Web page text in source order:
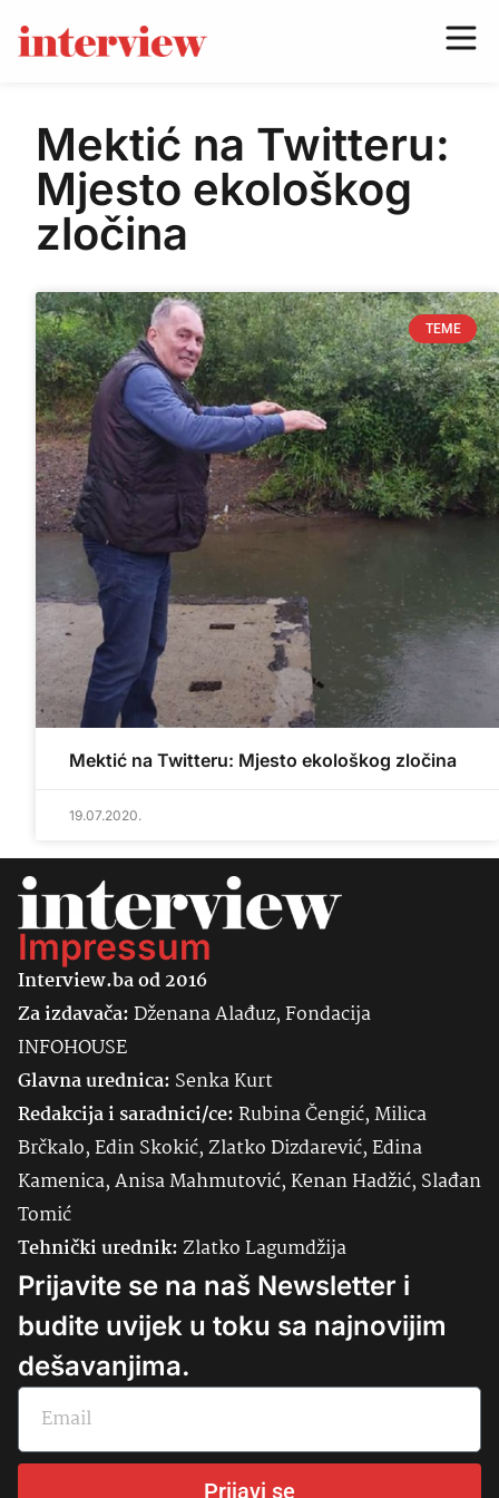
Mektić na Twitteru:
Mjesto ekološkog
zločina
TEME
Mektić na Twitteru: Mjesto ekološkog zločina
19.07.2020.
Impressum
Interview.ba od 2016
Za izdavača:Dženana Alađuz, Fondacija
INFOHOUSE
Glavna urednica: SenkaKurt
Redakcija i saradnici/ce:Rubina Čengić, Milica
Brčkalo, Edin Skokić, Zlatko Dizdarević, Edina
Kamenica, Anisa Mahmutović, Kenan Hadžić, Slađan
Tomić
Tehnički urednik:Zlatko Lagumdžija
Prijavite se na naš Newsletter i
budite uvijek u toku sa najnovijim
dešavanjima.
Prijavi se